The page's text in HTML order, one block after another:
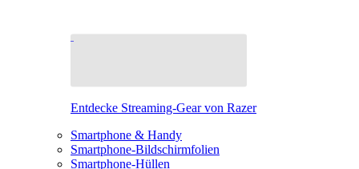
Entdecke Streaming-Gear von Razer
Smartphone & Handy
Smartphone-Bildschirmfolien
Smartphone-Hüllen